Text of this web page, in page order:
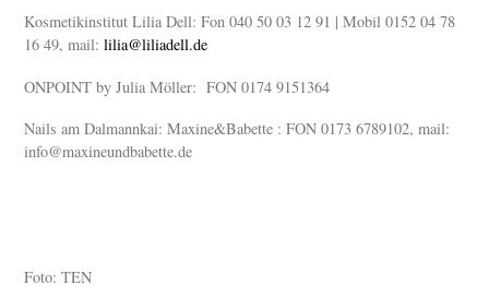
Kosmetikinstitut Lilia Dell: Fon 040 50 03 12 91 | Mobil 0152 04 78
16 49, mail:lilia@liliadell.de
ONPOINT by Julia Möller: FON 0174 9151364
Nails am Dalmannkai: Maxine&Babette : FON 0173 6789102, mail:
info@maxineundbabette.de
Foto: TEN